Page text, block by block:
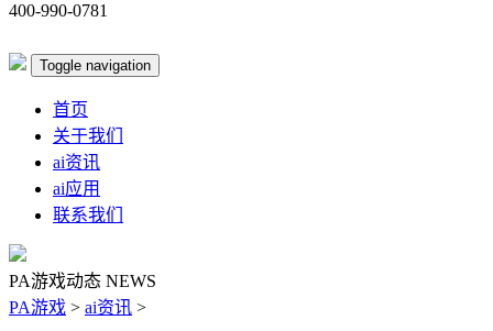
400-990-0781
Toggle navigation
首页
关于我们
ai资讯
ai应用
联系我们
PA游戏动态 NEWS
PA游戏 > ai资讯 >